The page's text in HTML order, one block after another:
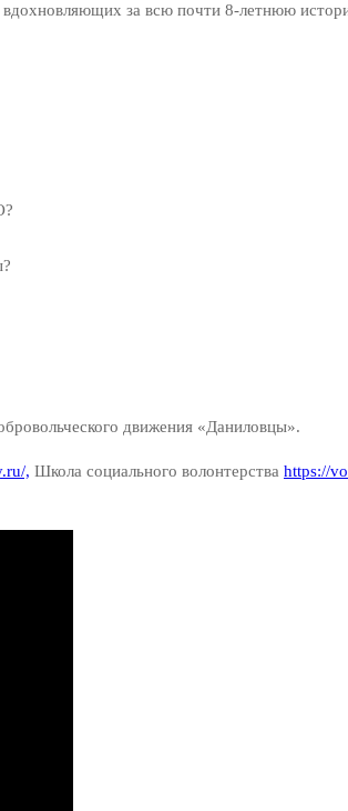
за всю почти 8-летнюю
движения «Даниловцы».
, Школа социального волонтерства https://